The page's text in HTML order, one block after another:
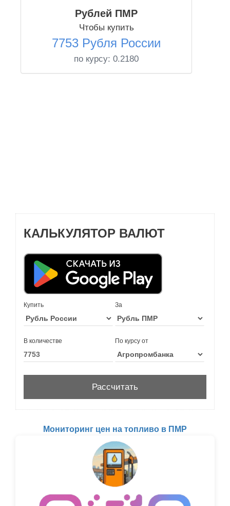
Рублей ПМР
Чтобы купить
7753 Рубля России
по курсу: 0.2180
КАЛЬКУЛЯТОР ВАЛЮТ
Купить За
В количестве По курсу от
Мониторинг цен на топливо в ПМР